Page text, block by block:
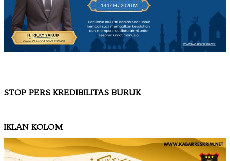
STOP PERS KREDIBILITAS BURUK
IKLAN KOLOM